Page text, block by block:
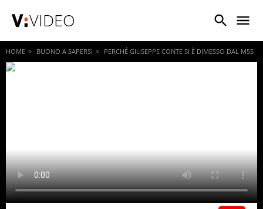
VIDEO
HOME BUONO A SAPERSI PERCHÉ GIUSEPPE CONTE SI È DIMESSO DAL M5S